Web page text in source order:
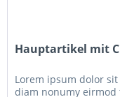
Hauptartikel mit
Lorem ipsum dolor
diam nonumy